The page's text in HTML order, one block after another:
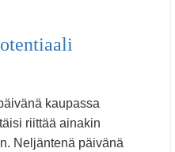
kaupassa
riittää ainakin
Neljäntenä päivänä